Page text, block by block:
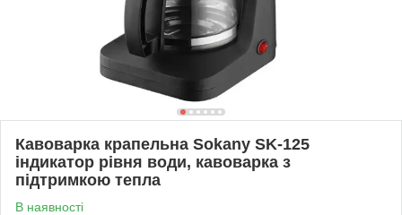
Кавоварка крапельна Sokany SK-125
індикатор рівня води, кавоварка з
підтримкою тепла
В наявності